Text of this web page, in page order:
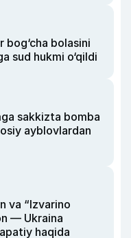
bog‘cha bolasini
sud hukmi o‘qildi
sakkizta bomba
ayblovlardan
va “Izvarino
— Ukraina
haqida